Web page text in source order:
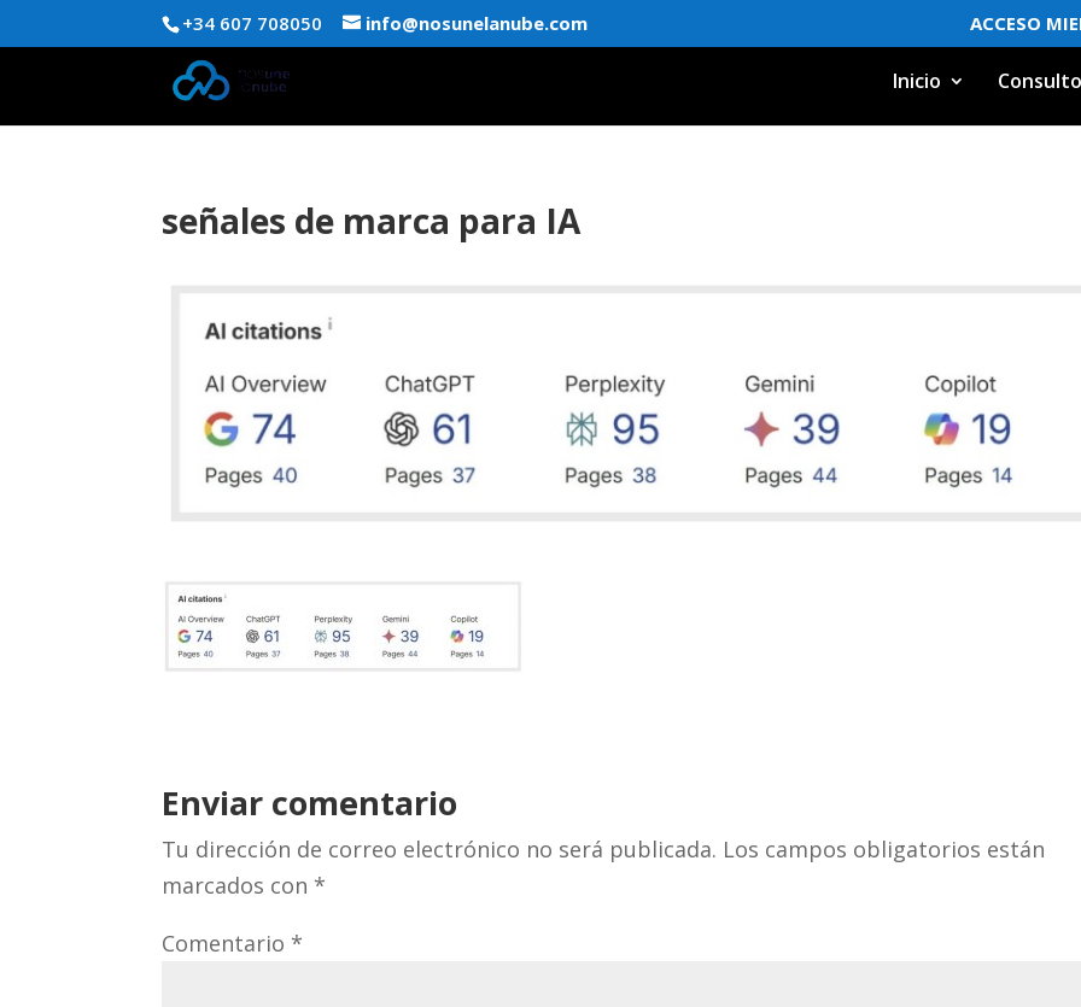
+34 607 708050 info@nosunelanube.com ACCESO
Inicio
señales de marca para IA
Enviar comentario
Tu dirección de correo electrónico no será publicada. Los campos obligatorios están
marcados con *
Comentario *